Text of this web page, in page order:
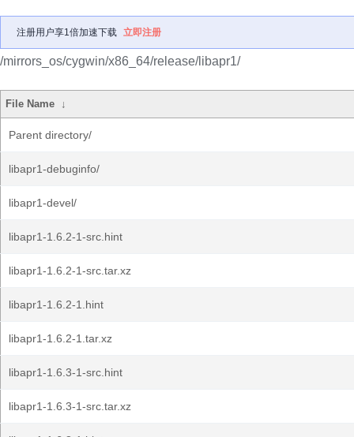
注册用户享1倍加速下载 立即注册
/mirrors_os/cygwin/x86_64/release/libapr1/
File Name ↓
Parent directory/
libapr1-debuginfo/
libapr1-devel/
libapr1-1.6.2-1-src.hint
libapr1-1.6.2-1-src.tar.xz
libapr1-1.6.2-1.hint
libapr1-1.6.2-1.tar.xz
libapr1-1.6.3-1-src.hint
libapr1-1.6.3-1-src.tar.xz